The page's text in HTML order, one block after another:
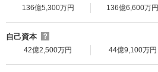
136億5,300万円
136億6,600万円
自己資本
？
42億2,500万円
44億9,100万円